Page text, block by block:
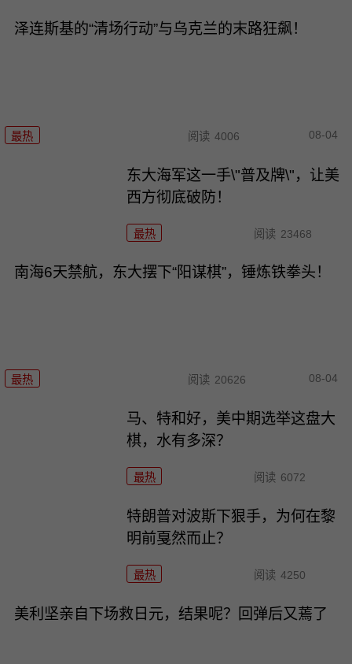
泽连斯基的“清场行动”与乌克兰的末路狂飙！
最热 阅读 4006 08-04
东大海军这一手\"普及牌\"，让美
西方彻底破防！
最热 阅读 23468
南海6天禁航，东大摆下“阳谋棋”，锤炼铁拳头！
最热 阅读 20626 08-04
马、特和好，美中期选举这盘大
棋，水有多深？
最热 阅读 6072
特朗普对波斯下狠手，为何在黎
明前戛然而止？
最热 阅读 4250
美利坚亲自下场救日元，结果呢？回弹后又蔫了